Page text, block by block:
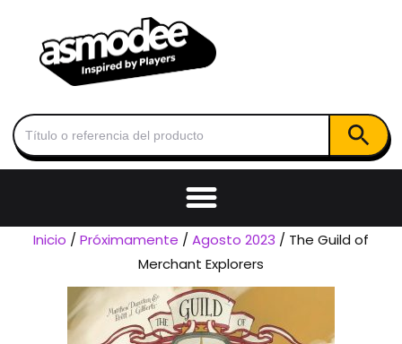
Buscar: Botón de
Inicio /Próximamente /Agosto 2023 / The Guild of
Merchant Explorers